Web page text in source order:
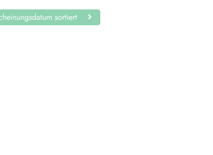
sortiert